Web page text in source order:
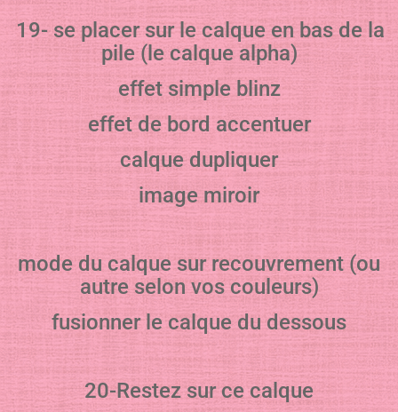
19- se placer sur le calque en bas de la
pile (le calque alpha)
effet simple blinz
effet de bord accentuer
calque dupliquer
image miroir
mode du calque sur recouvrement (ou
autre selon vos couleurs)
fusionner le calque du dessous
20-Restez sur ce calque